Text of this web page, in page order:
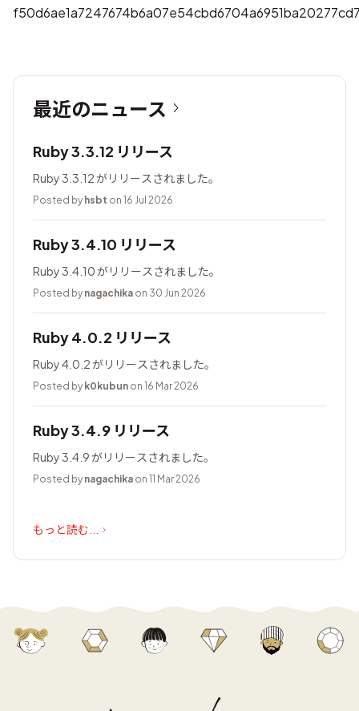
最近のニュース
Ruby 3.3.12 リリース
Ruby 3.3.12 がリリースされました。
Posted by hsbt on 16 Jul 2026
Ruby 3.4.10 リリース
Ruby 3.4.10 がリリースされました。
Posted by nagachika on 30 Jun 2026
Ruby 4.0.2 リリース
Ruby 4.0.2 がリリースされました。
Posted by k0kubun on 16 Mar 2026
Ruby 3.4.9 リリース
Ruby 3.4.9 がリリースされました。
Posted by nagachika on 11 Mar 2026
もっと読む...